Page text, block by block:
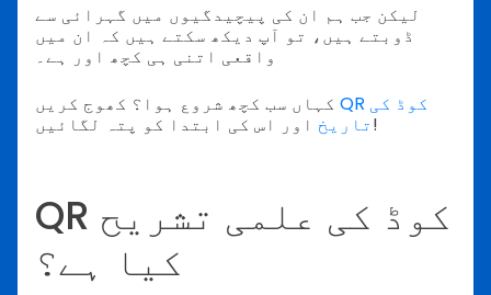
لیکن جب ہم ان کی پیچیدگیوں میں گہرائی سے
ڈوبتے ہیں، تو آپ دیکھ سکتے ہیں کہ ان میں
واقعی اتنی ہی کچھ اور ہے۔
QR کوڈ کی
تاریخاور اس کی ابتدا کو پتہ لگائیں!
QR کوڈ کی علمی تشریح
کیا ہے؟